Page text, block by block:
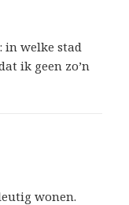
in welke stad
ik geen zo’n
wonen.